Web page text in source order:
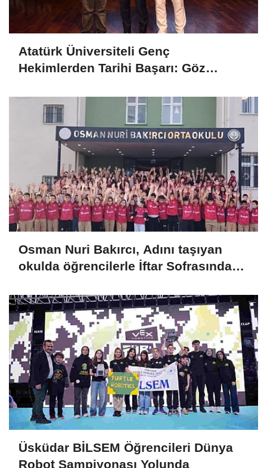
Atatürk Üniversiteli Genç
Hekimlerden Tarihi Başarı: Göz
Osman Nuri Bakırcı, Adını taşıyan
okulda öğrencilerle İftar Sofrasında
Üsküdar BİLSEM Öğrencileri Dünya
Robot Şampiyonası Yolunda